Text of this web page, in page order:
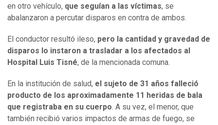
en otro vehículo, que seguían a las víctimas, se
abalanzaron a percutar disparos en contra de ambos.
El conductor resultó ileso, pero la cantidad y gravedad de
disparos lo instaron a trasladar a los afectados al
Hospital Luis Tisné, de la mencionada comuna.
En la institución de salud, el sujeto de 31 años falleció
producto de los aproximadamente 11 heridas de bala
que registraba en su cuerpo. A su vez, el menor, que
también recibió varios impactos de armas de fuego, se